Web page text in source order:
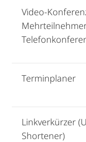
Video-
Terminplaner
Linkverkürzer
Shortener)